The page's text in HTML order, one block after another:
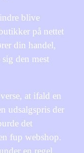
blive
på nettet
din handel,
sig den mest
at ifald en
udsalgspris der
det
fup webshop.
en regel,